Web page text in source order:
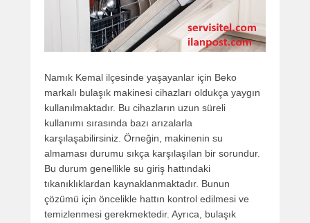
Namık Kemal ilçesinde yaşayanlar için Beko
markalı bulaşık makinesi cihazları oldukça yaygın
kullanılmaktadır. Bu cihazların uzun süreli
kullanımı sırasında bazı arızalarla
karşılaşabilirsiniz. Örneğin, makinenin su
almaması durumu sıkça karşılaşılan bir sorundur.
Bu durum genellikle su giriş hattındaki
tıkanıklıklardan kaynaklanmaktadır. Bunun
çözümü için öncelikle hattın kontrol edilmesi ve
temizlenmesi gerekmektedir. Ayrıca, bulaşık